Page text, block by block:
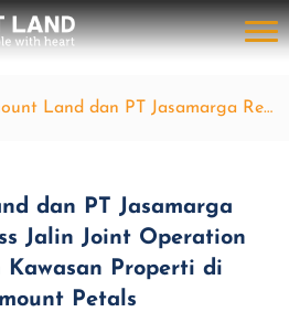
PT Jasamarga Related Business Jalin Joint Operation Kembangkan Kawasan Properti di Paramount Petals
dan PT Jasamarga
Jalin Joint Operation
Kawasan Properti di
Petals